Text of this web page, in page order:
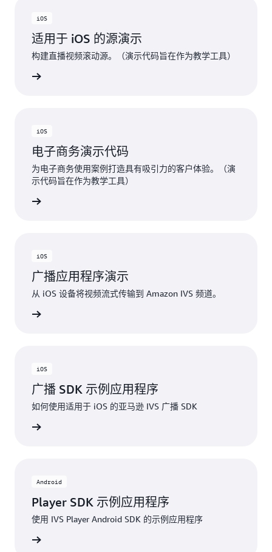
iOS
适用于 iOS 的源演示
构建直播视频滚动源。（演示代码旨在作为教学工具）
iOS
电子商务演示代码
为电子商务使用案例打造具有吸引力的客户体验。（演
示代码旨在作为教学工具）
iOS
广播应用程序演示
从 iOS 设备将视频流式传输到 Amazon IVS 频道。
iOS
广播 SDK 示例应用程序
如何使用适用于 iOS 的亚马逊 IVS 广播 SDK
Android
Player SDK 示例应用程序
使用 IVS Player Android SDK 的示例应用程序